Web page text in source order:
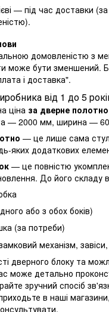
— під час доставки
домовленістю з
може бути зменшений.
і доставка".
від 1 до 5
ціна за дверне полотно
— 2000 мм, ширина —
— це лише сама
яких додаткових
— це повністю
До його складу
або з обох боків)
(за потреби)
механізм,
дверного блоку та
може детально
зручний спосіб
в наші